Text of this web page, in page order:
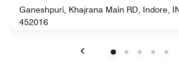
Ganeshpuri, Khajrana Main RD, Indore,
452016